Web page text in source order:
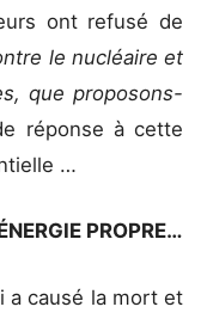
ont refusé de
le nucléaire et
que proposons-
réponse à cette
…
PROPRE…
a causé la mort et